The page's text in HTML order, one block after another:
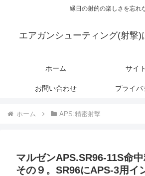
縁日の射的の楽しさを忘れ
エアガンシューティング(射撃)
ホーム サイ
お問い合わせ プライ
ホーム APS:精密射撃
マルゼンAPS.SR96-11S命
その９。SR96にAPS-3用イ